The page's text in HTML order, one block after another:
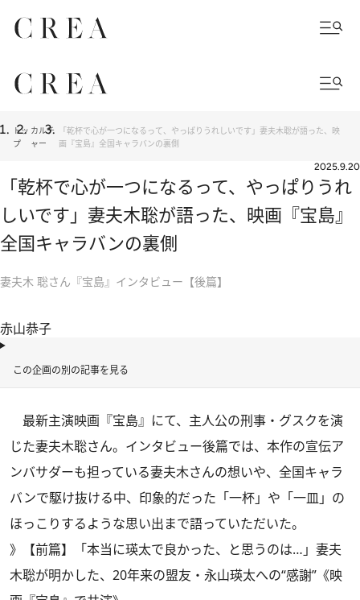
トッ
プ
カルチ
ャー
「乾杯で心が一つになるって、やっぱりうれしいです」妻夫木聡が語った、映
画『宝島』全国キャラバンの裏側
2025.9.20
「乾杯で心が一つになるって、やっぱりうれ
しいです」妻夫木聡が語った、映画『宝島』
全国キャラバンの裏側
妻夫木 聡さん『宝島』インタビュー【後篇】
赤山恭子
この企画の別の記事を見る
最新主演映画『宝島』にて、主人公の刑事・グスクを演
じた妻夫木聡さん。インタビュー後篇では、本作の宣伝ア
ンバサダーも担っている妻夫木さんの想いや、全国キャラ
バンで駆け抜ける中、印象的だった「一杯」や「一皿」の
ほっこりするような思い出まで語っていただいた。
》
【前篇】「本当に瑛太で良かった、と思うのは…」妻夫
木聡が明かした、20年来の盟友・永山瑛太への“感謝”《映